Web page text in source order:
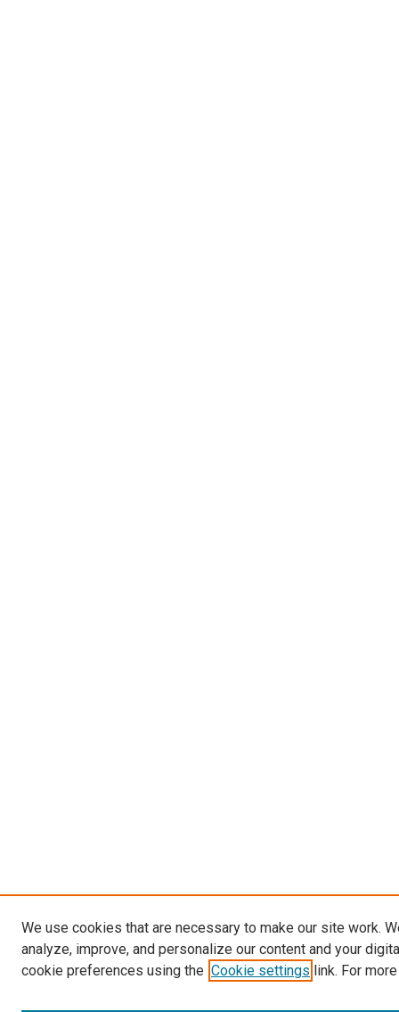
We use cookies that are necessary to make our site work.
analyze, improve, and personalize our content and your
cookie preferences using the Cookie settings link. For